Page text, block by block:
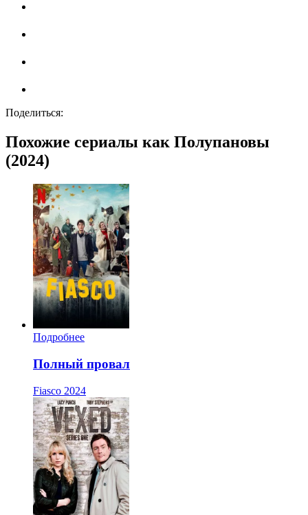
Поделиться:
Похожие сериалы как Полупановы
(2024)
Подробнее
Полный провал
Fiasco 2024